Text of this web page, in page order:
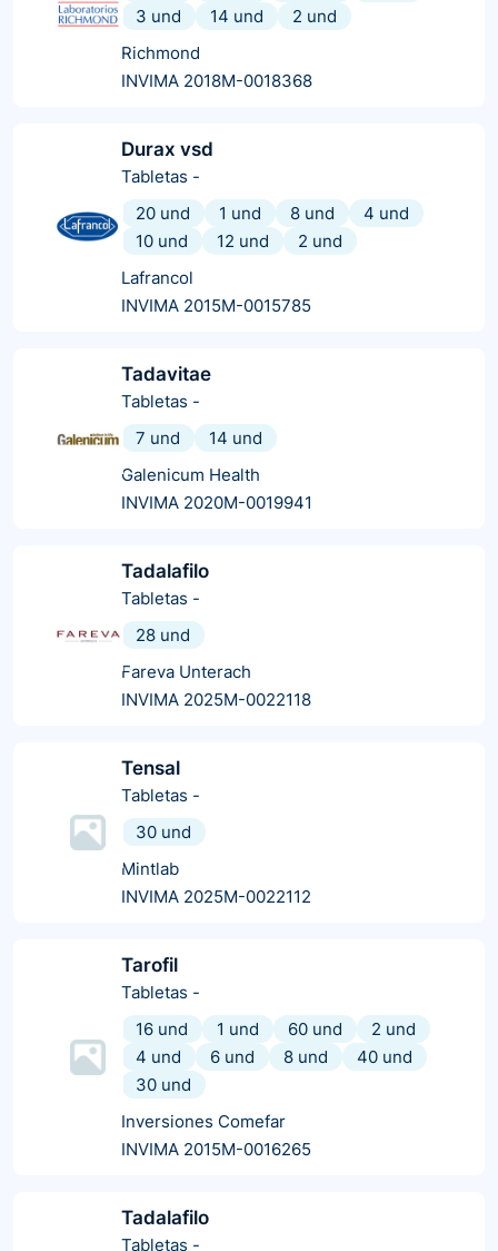
3 und 14 und
2 und
Richmond
INVIMA 2018M-0018368
Durax vsd
Tabletas -
20 und
1 und 8 und
4 und
10 und
12 und
2 und
Lafrancol
INVIMA 2015M-0015785
Tadavitae
Tabletas -
7 und
14 und
Galenicum Health
INVIMA 2020M-0019941
Tadalafilo
Tabletas -
28 und
Fareva Unterach
INVIMA 2025M-0022118
Tensal
Tabletas -
30 und
Mintlab
INVIMA 2025M-0022112
Tarofil
Tabletas -
16 und
1 und 60 und
2 und
4 und
6 und 8 und
40 und
30 und
Inversiones Comefar
INVIMA 2015M-0016265
Tadalafilo
Tabletas -